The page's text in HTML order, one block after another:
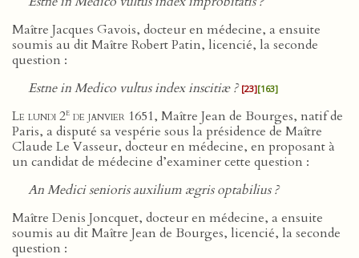
Maître Jacques Gavois, docteur en médecine, a ensuite
soumis au dit Maître Robert Patin, licencié, la seconde
question :
Estne in Medico vultus index inscitiæ ? [23][163]
Le lundi 2e de janvier 1651, Maître Jean de Bourges, natif de
Paris, a disputé sa vespérie sous la présidence de Maître
Claude Le Vasseur, docteur en médecine, en proposant à
un candidat de médecine d’examiner cette question :
An Medici senioris auxilium ægris optabilius ?
Maître Denis Joncquet, docteur en médecine, a ensuite
soumis au dit Maître Jean de Bourges, licencié, la seconde
question :